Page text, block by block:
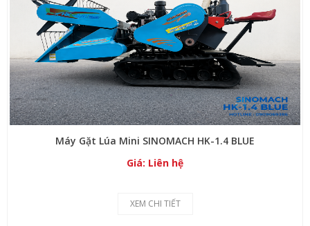
Máy Gặt Lúa Mini SINOMACH HK-1.4 BLUE
Giá: Liên hệ
XEM CHI TIẾT